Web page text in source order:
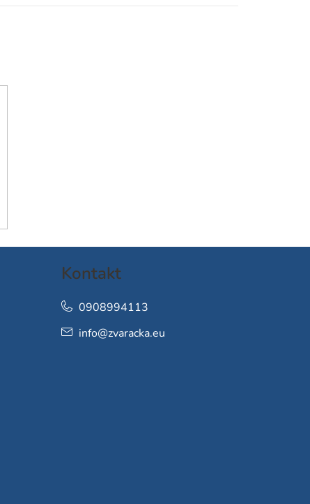
Kontakt
info@zvaracka.eu
0908994113